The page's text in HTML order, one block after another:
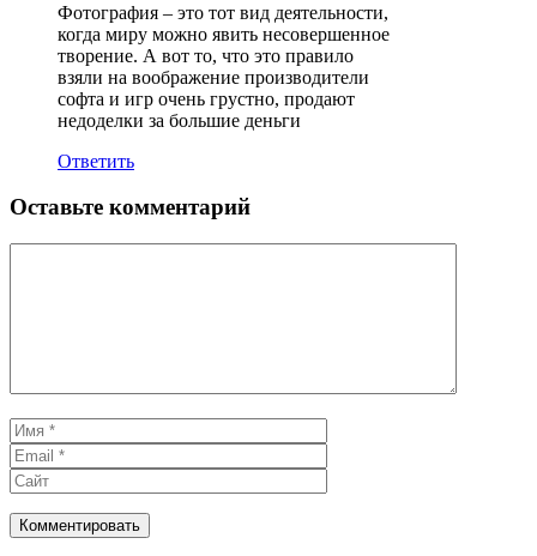
Фотография – это тот вид деятельности,
когда миру можно явить несовершенное
творение. А вот то, что это правило
взяли на воображение производители
софта и игр очень грустно, продают
недоделки за большие деньги
Ответить
Оставьте комментарий
Имя